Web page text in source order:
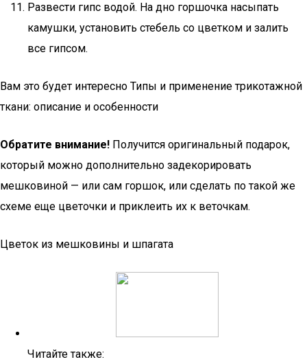
Развести гипс водой. На дно горшочка насыпать
камушки, установить стебель со цветком и залить
все гипсом.
Вам это будет интересно Типы и применение трикотажной
ткани: описание и особенности
Обратите внимание! Получится оригинальный подарок,
который можно дополнительно задекорировать
мешковиной — или сам горшок, или сделать по такой же
схеме еще цветочки и приклеить их к веточкам.
Цветок из мешковины и шпагата
Читайте также: